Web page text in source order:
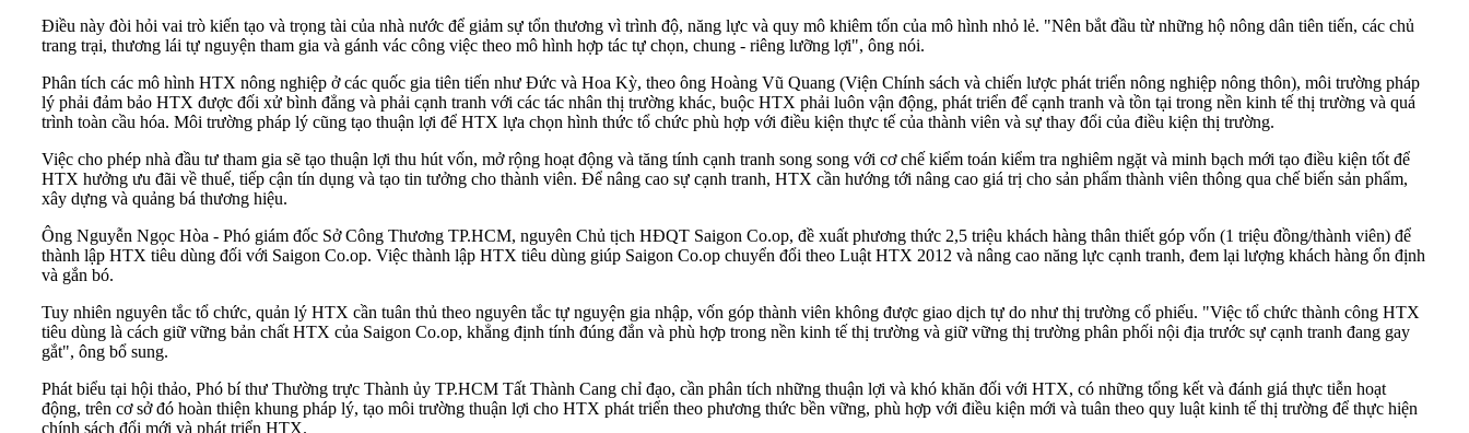
Điều này đòi hỏi vai trò kiến tạo và trọng tài của nhà nước để giảm sự tổn thương vì trình độ, năng lực và quy mô khiêm tốn của mô hình nhỏ lẻ. "Nên bắt đầu từ những hộ nông dân tiên tiến, các chủ
trang trại, thương lái tự nguyện tham gia và gánh vác công việc theo mô hình hợp tác tự chọn, chung - riêng lưỡng lợi", ông nói.
Phân tích các mô hình HTX nông nghiệp ở các quốc gia tiên tiến như Đức và Hoa Kỳ, theo ông Hoàng Vũ Quang (Viện Chính sách và chiến lược phát triển nông nghiệp nông thôn), môi trường pháp
lý phải đảm bảo HTX được đối xử bình đẳng và phải cạnh tranh với các tác nhân thị trường khác, buộc HTX phải luôn vận động, phát triển để cạnh tranh và tồn tại trong nền kinh tế thị trường và quá
trình toàn cầu hóa. Môi trường pháp lý cũng tạo thuận lợi để HTX lựa chọn hình thức tổ chức phù hợp với điều kiện thực tế của thành viên và sự thay đổi của điều kiện thị trường.
Việc cho phép nhà đầu tư tham gia sẽ tạo thuận lợi thu hút vốn, mở rộng hoạt động và tăng tính cạnh tranh song song với cơ chế kiểm toán kiểm tra nghiêm ngặt và minh bạch mới tạo điều kiện tốt để
HTX hưởng ưu đãi về thuế, tiếp cận tín dụng và tạo tin tưởng cho thành viên. Để nâng cao sự cạnh tranh, HTX cần hướng tới nâng cao giá trị cho sản phẩm thành viên thông qua chế biến sản phẩm,
xây dựng và quảng bá thương hiệu.
Ông Nguyễn Ngọc Hòa - Phó giám đốc Sở Công Thương TP.HCM, nguyên Chủ tịch HĐQT Saigon Co.op, đề xuất phương thức 2,5 triệu khách hàng thân thiết góp vốn (1 triệu đồng/thành viên) để
thành lập HTX tiêu dùng đối với Saigon Co.op. Việc thành lập HTX tiêu dùng giúp Saigon Co.op chuyển đổi theo Luật HTX 2012 và nâng cao năng lực cạnh tranh, đem lại lượng khách hàng ổn định
và gắn bó.
Tuy nhiên nguyên tắc tổ chức, quản lý HTX cần tuân thủ theo nguyên tắc tự nguyện gia nhập, vốn góp thành viên không được giao dịch tự do như thị trường cổ phiếu. "Việc tổ chức thành công HTX
tiêu dùng là cách giữ vững bản chất HTX của Saigon Co.op, khẳng định tính đúng đắn và phù hợp trong nền kinh tế thị trường và giữ vững thị trường phân phối nội địa trước sự cạnh tranh đang gay
gắt", ông bổ sung.
Phát biểu tại hội thảo, Phó bí thư Thường trực Thành ủy TP.HCM Tất Thành Cang chỉ đạo, cần phân tích những thuận lợi và khó khăn đối với HTX, có những tổng kết và đánh giá thực tiễn hoạt
động, trên cơ sở đó hoàn thiện khung pháp lý, tạo môi trường thuận lợi cho HTX phát triển theo phương thức bền vững, phù hợp với điều kiện mới và tuân theo quy luật kinh tế thị trường để thực hiện
chính sách đổi mới và phát triển HTX.